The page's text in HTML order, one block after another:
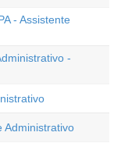
- Assistente
-
Administrativo